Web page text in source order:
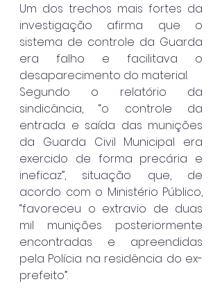
Um dos trechos mais fortes da
investigação afirma que o
sistema de controle da Guarda
era falho e facilitava o
desaparecimento do material.
Segundo o relatório da
sindicância, “o controle da
entrada e saída das munições
da Guarda Civil Municipal era
exercido de forma precária e
ineficaz”, situação que, de
acordo com o Ministério Público,
“favoreceu o extravio de duas
mil munições posteriormente
encontradas e apreendidas
pela Polícia na residência do ex-
prefeito”.